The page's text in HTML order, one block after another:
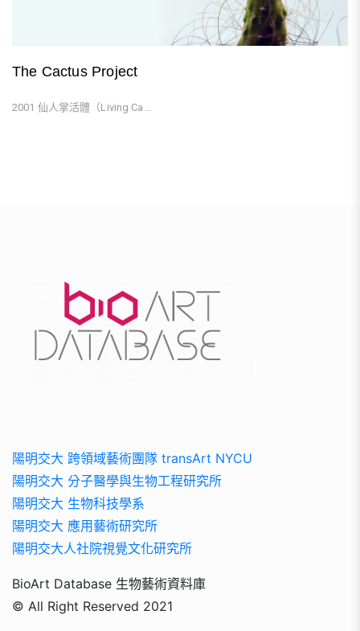
The Cactus Project
2001 仙人掌活體（Living Ca...
陽明交大 跨領域藝術團隊 transArt NYCU
陽明交大 分子醫學與生物工程研究所
陽明交大 生物科技學系
陽明交大 應用藝術研究所
陽明交大人社院視覺文化研究所
BioArt Database 生物藝術資料庫
© All Right Reserved 2021